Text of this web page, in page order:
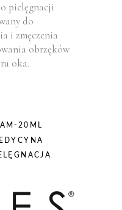
pielęgnacji
do
i zmęczenia
obrzęków
oka.
20ML